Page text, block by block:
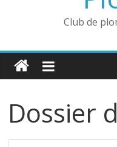
Club de
Dossier